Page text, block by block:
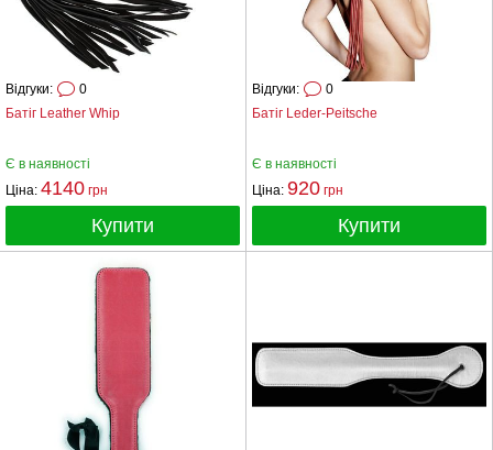
Батіг Leather Whip
Відгуки: 0
Є в наявності
Ціна: 4140 грн
Купити
Батіг Leder-Peitsche
Відгуки: 0
Є в наявності
Ціна: 920 грн
Купити